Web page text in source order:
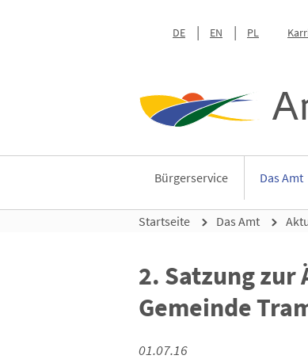
DE EN PL
Bürgerservice Das Amt
Startseite Das Amt
2. Satzung zur
Gemeinde
01.07.16